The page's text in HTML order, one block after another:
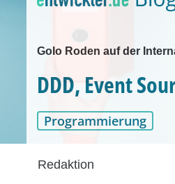
Golo Roden auf der
DDD, Event
Programmierung
Redaktion